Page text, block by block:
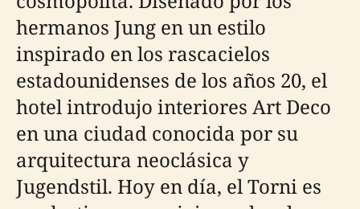
hermanos Jung en un estilo
inspirado en los rascacielos
estadounidenses de los años 20, el
hotel introdujo interiores Art Deco
en una ciudad conocida por su
arquitectura neoclásica y
Jugendstil. Hoy en día, el Torni es